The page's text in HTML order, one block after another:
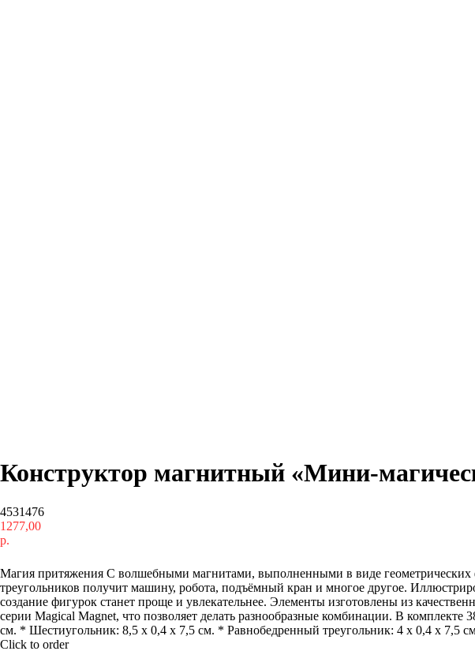
Конструктор магнитный «Мини-
4531476
1277,00
р.
Магия притяжения С волшебными магнитами, выполненными в виде геометрических
треугольников получит машину, робота, подъёмный кран и многое другое.
создание фигурок станет проще и увлекательнее. Элементы изготовлены из
серии Magical Magnet, что позволяет делать разнообразные комбинации. В
см. * Шестиугольник: 8,5 х 0,4 х 7,5 см. * Равнобедренный треугольник: 4 х 0,4 х 7,5
Click to order